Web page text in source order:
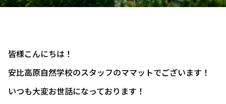
皆様こんにちは！
安比高原自然学校のスタッフのママットでございます！
いつも大変お世話になっております！